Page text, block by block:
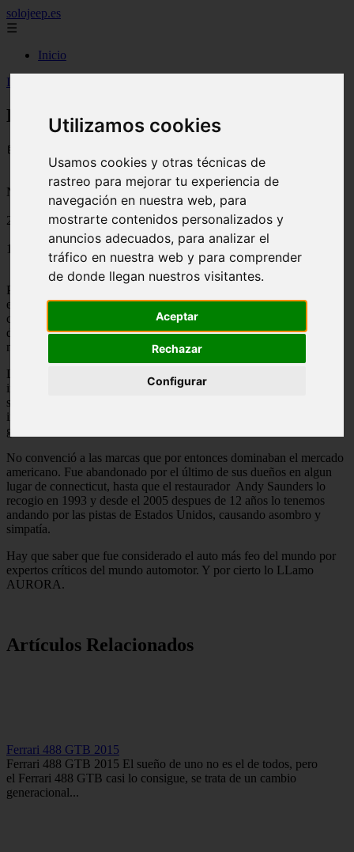
Utilizamos cookies
Usamos cookies y otras técnicas de
rastreo para mejorar tu experiencia de
navegación en nuestra web, para
mostrarte contenidos personalizados y
anuncios adecuados, para analizar el
tráfico en nuestra web y para comprender
de donde llegan nuestros visitantes.
Aceptar
Rechazar
Configurar
solojeep.es
☰
Inicio
Inicio
El auto más feo del Mundo
📅 11/07/2025
Novedades del Motor
2011-05-13
1872
Producido en el año 1957 por un Párroco llamado Alfred Juliano,
este auto americano costo algo más de 30 ooo dolares y fue
considerado por su creador como el auto más seguro de su época,
diseñado sobre el chasis de un Buick y pudiendo llevar diferentes
motores con los de Cadillac o de la marca Lincol.
La verdad que el proyecto permitío que el Párroco perdiera toda su
inversión al no haber sido atractivo para ninguna empresa, ya que
sus sistemas de seguridad como el parabrisas ovalado y el eje
instalado en la parte inferior del vehículo para poder girarlo 180
grados en caso de accidente.
No convenció a las marcas que por entonces dominaban el mercado
americano. Fue abandonado por el último de sus dueños en algun
lugar de connecticut, hasta que el restaurador Andy Saunders lo
recogio en 1993 y desde el 2005 despues de 12 años lo tenemos
andando por las pistas de Estados Unidos, causando asombro y
simpatía.
Hay que saber que fue considerado el auto más feo del mundo por
expertos críticos del mundo automotor. Y por cierto lo LLamo
AURORA.
Artículos Relacionados
Ferrari 488 GTB 2015
Ferrari 488 GTB 2015 El sueño de uno no es el de todos, pero
el Ferrari 488 GTB casi lo consigue, se trata de un cambio
generacional...